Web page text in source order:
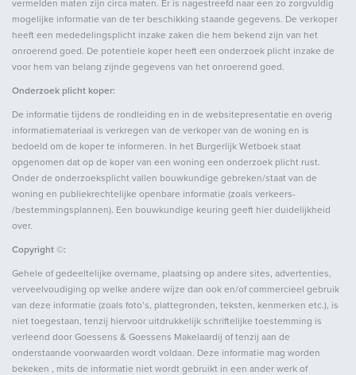
Verwarming
C.V.-ketel
Buitenruimte
Tuin Tuin rondom
Garage
Soort garage
Aangebouwd steen
vermelden maten zijn circa maten. Er is nagestreefd naar een zo zorgvuldig
mogelijke informatie van de ter beschikking staande gegevens. De verkoper
heeft een mededelingsplicht inzake zaken die hem bekend zijn van het
onroerend goed. De potentiele koper heeft een onderzoek plicht inzake de
voor hem van belang zijnde gegevens van het onroerend goed.
Onderzoek plicht koper:
De informatie tijdens de rondleiding en in de websitepresentatie en overig
informatiemateriaal is verkregen van de verkoper van de woning en is
bedoeld om de koper te informeren. In het Burgerlijk Wetboek staat
opgenomen dat op de koper van een woning een onderzoek plicht rust.
Onder de onderzoeksplicht vallen bouwkundige gebreken/staat van de
woning en publiekrechtelijke openbare informatie (zoals verkeers-
/bestemmingsplannen). Een bouwkundige keuring geeft hier duidelijkheid
over.
Copyright ©:
Gehele of gedeeltelijke overname, plaatsing op andere sites, advertenties,
verveelvoudiging op welke andere wijze dan ook en/of commercieel gebruik
van deze informatie (zoals foto’s, plattegronden, teksten, kenmerken etc.), is
niet toegestaan, tenzij hiervoor uitdrukkelijk schriftelijke toestemming is
verleend door Goessens & Goessens Makelaardij of tenzij aan de
onderstaande voorwaarden wordt voldaan. Deze informatie mag worden
bekeken , mits de informatie niet wordt gebruikt in een ander werk of